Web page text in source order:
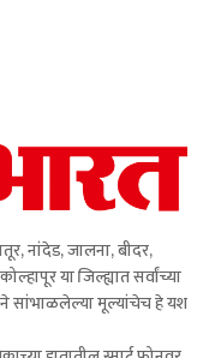
नांदेड, जालना, बीदर,
या जिल्ह्यात सर्वांच्या
सांभाळलेल्या मूल्यांचेच हे यश